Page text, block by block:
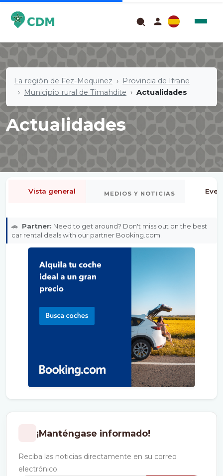
La región de Fez-Mequinez
Provincia de Ifrane
Municipio rural de Timahdite
Actualidades
Actualidades
Vista general MEDIOS Y NOTICIAS
🚗 Partner: Need to get around? Don't miss out on the best
car rental deals with our partner Booking.com.
¡Manténgase informado!
Reciba las noticias directamente en su correo
electrónico.